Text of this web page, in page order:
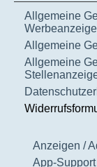
Allgemeine
Allgemeine
Allgemeine
Anzeigen /
App-Support